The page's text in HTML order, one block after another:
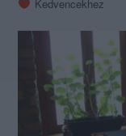
Kedvencekhez